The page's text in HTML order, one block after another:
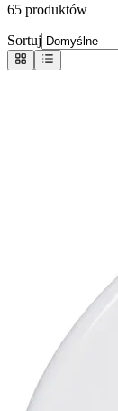
65 produktów
Sortuj